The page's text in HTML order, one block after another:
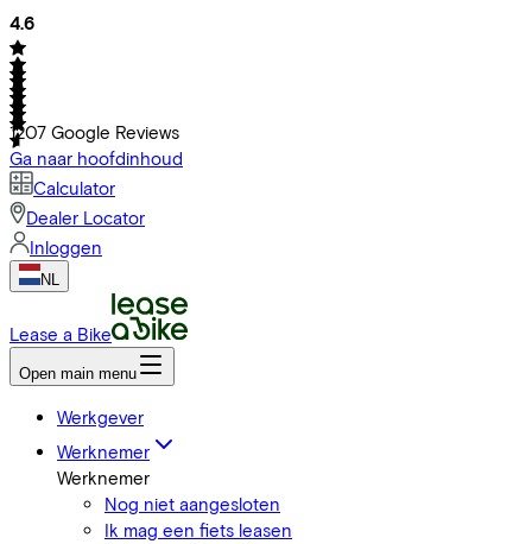
4.6
1207 Google Reviews
Ga naar hoofdinhoud
Calculator
Dealer Locator
Inloggen
NL
Lease a Bike
Open main menu
Werkgever
Werknemer
Werknemer
Nog niet aangesloten
Ik mag een fiets leasen